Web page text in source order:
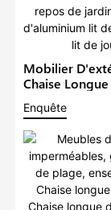
Mobilier
Chaise Longue
Piscine Patio Lit
Soleil Double
Longue Avec
Couverture
De Repos De
Tissu
Bronzage Lit
Enquête